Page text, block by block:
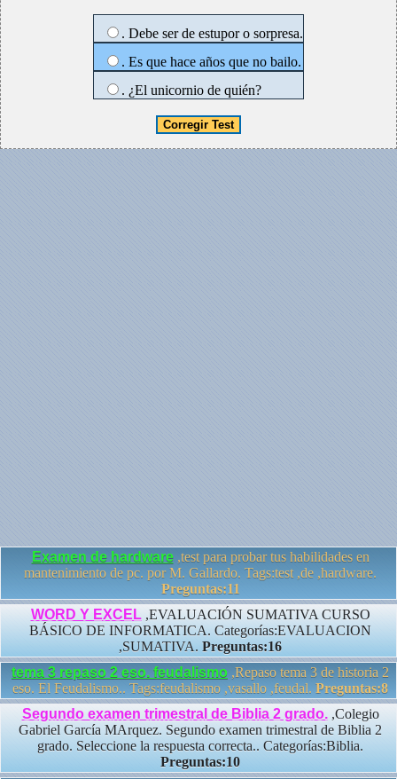
. Debe ser de estupor o sorpresa.
. Es que hace años que no bailo.
. ¿El unicornio de quién?
Examen de hardware,test para probar tus habilidades en
mantenimiento de pc. por M. Gallardo. Tags:test ,de ,hardware.
Preguntas:11
WORD Y EXCEL,EVALUACIÓN SUMATIVA CURSO
BÁSICO DE INFORMATICA. Categorías:EVALUACION
,SUMATIVA. Preguntas:16
tema 3 repaso 2 eso. feudalismo ,Repaso tema 3 de historia 2
eso. El Feudalismo.. Tags:feudalismo ,vasallo ,feudal. Preguntas:8
Segundo examen trimestral de Biblia 2 grado.,Colegio
Gabriel García MArquez. Segundo examen trimestral de Biblia 2
grado. Seleccione la respuesta correcta.. Categorías:Biblia.
Preguntas:10